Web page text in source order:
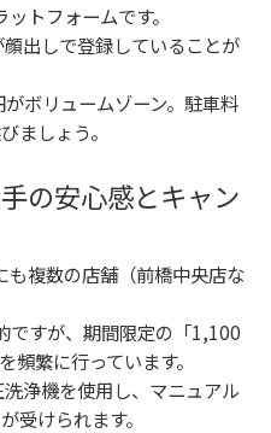
トフォームです。
出しで登録していることが
ボリュームゾーン。駐車料
ましょう。
の安心感とキャン
も複数の店舗（前橋中央店な
ですが、期間限定の「1,100
頻繁に行っています。
浄機を使用し、マニュアル
受けられます。